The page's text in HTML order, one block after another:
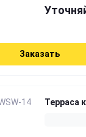
Заказать
Терраса